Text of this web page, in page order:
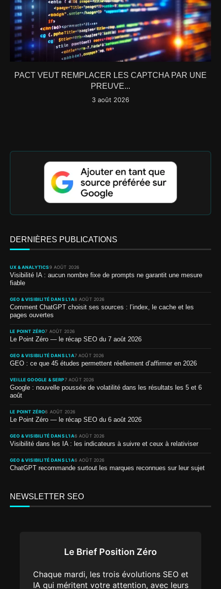
PACT VEUT REMPLACER LES CAPTCHA PAR UNE
PREUVE...
3 août 2026
DERNIÈRES PUBLICATIONS
UX & ANALYTICS9 AOÛT 2026
Visibilité IA : aucun nombre fixe de prompts ne garantit une mesure
fiable
GEO & VISIBILITÉ DANS L’IA8 AOÛT 2026
Comment ChatGPT choisit ses sources : l’index, le cache et les
pages ouvertes
LE POINT ZÉRO7 AOÛT 2026
Le Point Zéro — le récap SEO du 7 août 2026
GEO & VISIBILITÉ DANS L’IA7 AOÛT 2026
GEO : ce que 45 études permettent réellement d’affirmer en 2026
VEILLE GOOGLE & SERP7 AOÛT 2026
Google : nouvelle poussée de volatilité dans les résultats les 5 et 6
août
LE POINT ZÉRO6 AOÛT 2026
Le Point Zéro — le récap SEO du 6 août 2026
GEO & VISIBILITÉ DANS L’IA6 AOÛT 2026
Visibilité dans les IA : les indicateurs à suivre et ceux à relativiser
GEO & VISIBILITÉ DANS L’IA6 AOÛT 2026
ChatGPT recommande surtout les marques reconnues sur leur sujet
NEWSLETTER SEO
Le Brief Position Zéro
Chaque mardi, les trois évolutions SEO et
IA qui méritent votre attention, avec leurs